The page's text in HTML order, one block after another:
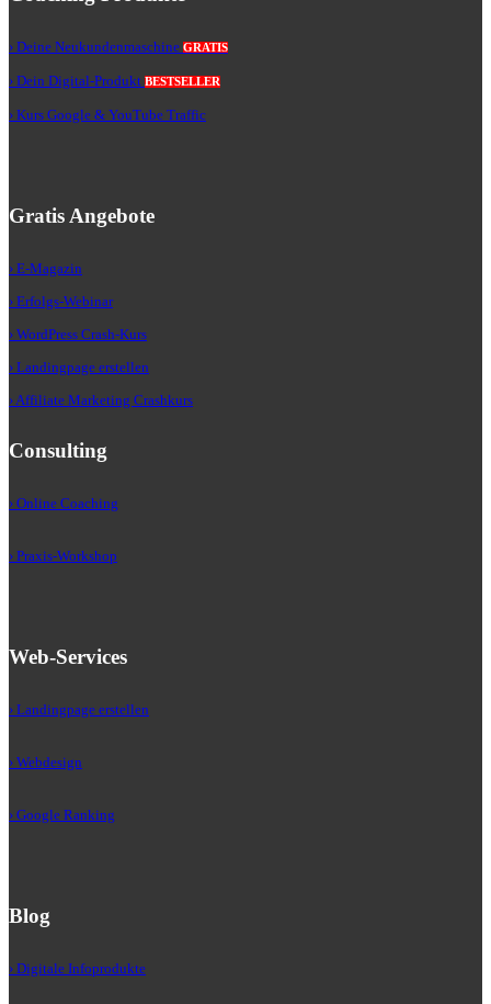
› Deine Neukundenmaschine GRATIS
› Dein Digital-Produkt BESTSELLER
› Kurs Google & YouTube Traffic
Gratis Angebote
› E-Magazin
› Erfolgs-Webinar
› WordPress Crash-Kurs
› Landingpage erstellen
› Affiliate Marketing Crashkurs
Consulting
› Online Coaching
› Praxis-Workshop
Web-Services
› Landingpage erstellen
› Webdesign
› Google Ranking
Blog
› Digitale Infoprodukte